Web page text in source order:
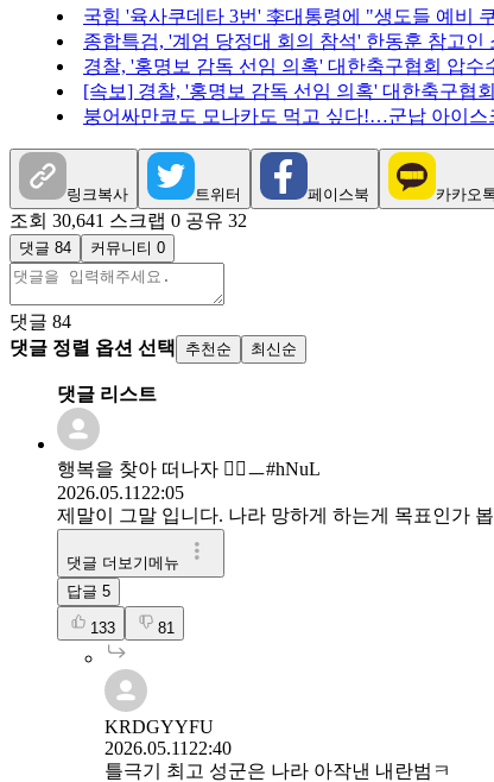
국힘 '육사쿠데타 3번' 李대통령에 "생도들 예비
종합특검, '계엄 당정대 회의 참석' 한동훈 참고인
경찰, '홍명보 감독 선임 의혹' 대한축구협회 압수
[속보] 경찰, '홍명보 감독 선임 의혹' 대한축구협
붕어싸만코도 모나카도 먹고 싶다!…군납 아이스
링크복사 트위터 페이스북 카카오
조회 30,641 스크랩 0 공유 32
댓글 84 커뮤니티 0
댓글 84
댓글 정렬 옵션 선택
추천순 최신순
댓글 리스트
행복을 찾아 떠나자 🤹‍♀️ㅡ#hNuL
2026.05.11 22:05
제말이 그말 입니다. 나라 망하게 하는게 목표인가
댓글 더보기메뉴
답글 5
133 81
KRDGYYFU
2026.05.11 22:40
틀극기 최고 성군은 나라 아작낸 내란범ㅋ